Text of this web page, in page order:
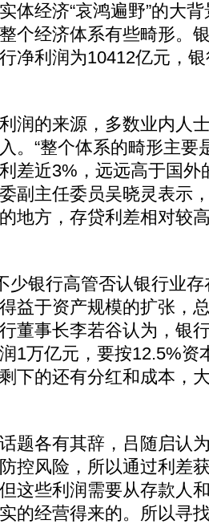
体经济“哀鸿遍野”的大
个经济体系有些畸形。
净利润为10412亿元，
的来源，多数业内人
。“整个体系的畸形主要
差近3%，远远高于国外
副主任委员吴晓灵表示
地方，存贷利差相对较
银行高管否认银行业存
益于资产规模的扩张，
董事长李若谷认为，银
1万亿元，要按12.5%资
下的还有分红和成本，
各有其辞，吕随启认
控风险，所以通过利差
这些利润需要从存款人
的经营得来的。所以寻